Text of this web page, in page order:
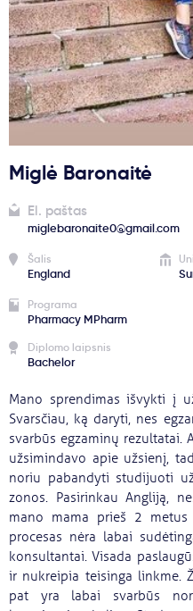
Svarbu
Paslaugos
Naujienos
Miglė Baronaitė
El. paštas
miglebaronaite0@gmail.com
Šalis
England
Programa
Pharmacy MPharm
Diplomo laipsnis
Bachelor
Mano sprendimas išvykti į
Svarsčiau, ką daryti, nes
svarbūs egzaminų rezultatai.
užsimindavo apie užsienį,
noriu pabandyti studijuoti
zonos. Pasirinkau Angliją,
mano mama prieš 2
procesas nėra labai
konsultantai. Visada
ir nukreipia teisinga linkme.
pat yra labai svarbūs